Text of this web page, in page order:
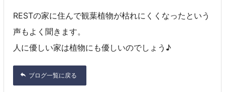
RESTの家に住んで観葉植物が枯れにくくなったという
声もよく聞きます。
人に優しい家は植物にも優しいのでしょう♪
ブログ一覧に戻る